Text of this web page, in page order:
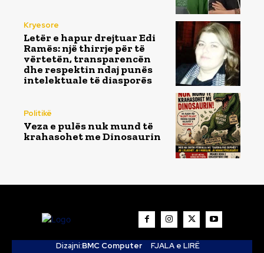
Kryesore
Letër e hapur drejtuar Edi
Ramës: një thirrje për të
vërtetën, transparencën
dhe respektin ndaj punës
intelektuale të diasporës
Politikë
Veza e pulës nuk mund të
krahasohet me Dinosaurin
Dizajni:BMC Computer
FJALA e LIRË